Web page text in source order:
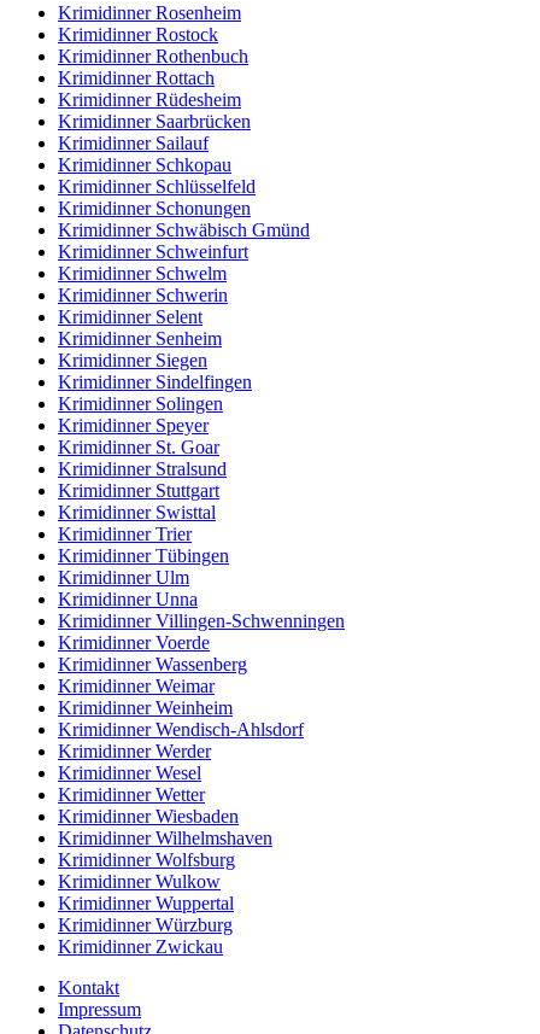
Krimidinner Rosenheim
Krimidinner Rostock
Krimidinner Rothenbuch
Krimidinner Rottach
Krimidinner Rüdesheim
Krimidinner Saarbrücken
Krimidinner Sailauf
Krimidinner Schkopau
Krimidinner Schlüsselfeld
Krimidinner Schonungen
Krimidinner Schwäbisch Gmünd
Krimidinner Schweinfurt
Krimidinner Schwelm
Krimidinner Schwerin
Krimidinner Selent
Krimidinner Senheim
Krimidinner Siegen
Krimidinner Sindelfingen
Krimidinner Solingen
Krimidinner Speyer
Krimidinner St. Goar
Krimidinner Stralsund
Krimidinner Stuttgart
Krimidinner Swisttal
Krimidinner Trier
Krimidinner Tübingen
Krimidinner Ulm
Krimidinner Unna
Krimidinner Villingen-Schwenningen
Krimidinner Voerde
Krimidinner Wassenberg
Krimidinner Weimar
Krimidinner Weinheim
Krimidinner Wendisch-Ahlsdorf
Krimidinner Werder
Krimidinner Wesel
Krimidinner Wetter
Krimidinner Wiesbaden
Krimidinner Wilhelmshaven
Krimidinner Wolfsburg
Krimidinner Wulkow
Krimidinner Wuppertal
Krimidinner Würzburg
Krimidinner Zwickau
Kontakt
Impressum